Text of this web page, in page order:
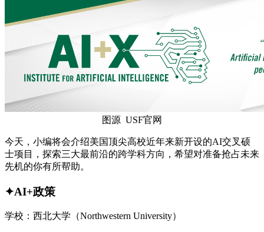
图源 USF官网
今天，小编将会介绍美国顶尖高校近年来新开设的AI交叉硕
士项目，探索三大最前沿的跨学科方向，希望对准备抢占未来
先机的你有所帮助。
✦AI+政策
学校：西北大学（Northwestern University）